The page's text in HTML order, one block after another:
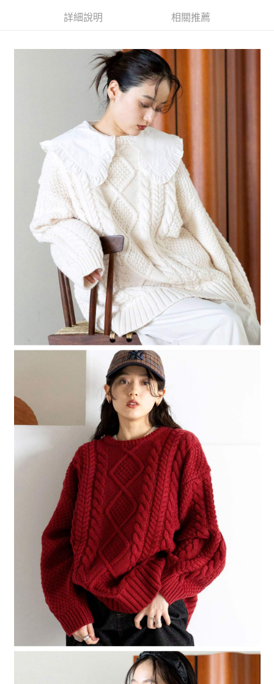
3.實際核准額度、可分期數及費用金額請依後續交易確認頁面所載為準。
4.訂單成立30分鐘內，如未前往確認交易或遇審核未通過，訂單將自動取
1.分期款項不併入電信帳單，「大哥付你分期」於每月結算日後寄送繳費提
2.透過簡訊連結打開帳單後，可選擇「超商條碼／台灣大直營門市／銀行轉
帳／街口支付／iPASS MONEY」等通路繳費。
1.本服務係由「台灣大哥大股份有限公司」（以下簡稱本公司）所提供，讓
用戶於交易時，得透過本服務購買商品或服務，並由商店將買賣／分期付款
買賣價金債權讓與本公司後，依約使用本公司帳單繳交帳款。
2.基於同意付款使用「大哥付你分期」之契約關係目的，商店將以您的個人
資料（包含姓名、電話或地址）提供予台灣大哥大進項蒐集、處理及利用，
由本公司與您本人進行分期帳單所需資料之確認、核對及更正。
3.完整用戶服務條款，請詳閱以下連結： https://oppay.tw/userRule
３．安心：先確認商品／服務後，再付款。
【「AFTEE先享後付」結帳流程】
１．於結帳方式選擇「AFTEE先享後付」後，將跳轉至「AFTEE先享後付」
結帳頁面，進行簡訊認證並確認金額後，即可完成結帳。
２．訂單成立數日內，您將收到繳費通知簡訊。
３．收到繳費通知簡訊後14天內，點擊此簡訊中的連結，可透過四大超商／
ATM／網路銀行／等多元方式進行付款，方視為交易完成。
※ 請注意：結帳手續完成當下不需立刻繳費，但若您需要取消訂單，請聯絡
購買商品的店家。未經商家同意取消之訂單仍視為有效，需透過AFTEE先享
後付繳納相關費用。
※ 交易是否成功請以「AFTEE先享後付 」之結帳頁面顯示為準，若有關於
是否繳費成功／繳費後需取消欲退款等相關疑問，請聯繫「AFTEE先享後付
客戶支援中心」https://netprotections.freshdesk.com/support/home
【注意事項】
１．透過由恩沛科技股份有限公司提供之「AFTEE先享後付」服務完成之交
易，需依本服務之必要範圍內提供個人資料，並將交易相關給付款項請求債
權轉讓予恩沛科技股份有限公司。
２．關於個人資料處理事宜，請瀏覽以下網址：https://aftee.tw/terms/#terms3
３．未成年的使用者請事先徵得法定代理人或監護人之同意方可使用
「AFTEE先享後付」，若未經同意申辦者引起之損失，本公司不負相關責
４．使用「AFTEE先享後付」時，將依據個別帳號之用戶狀況，依本公司即
時審查核予不同之上限額度；若仍有額度不足之情形，本公司將視審查結果
請求用戶進行身份認證。
５．嚴禁一人註冊多個帳號或使用他人資訊註冊。若發現惡意使用之情形，
恩沛科技股份有限公司將有權停止該用戶之使用額度並採取法律行動。
每筆NT$80，滿NT$888(含以上)免運費
每筆NT$80，滿NT$888(含以上)免運費
每筆NT$80，滿NT$1,500(含以上)免運費
付款後 7-11取貨
每筆NT$80，滿NT$1,500(含以上)免運費
每筆NT$80，滿NT$1,500(含以上)免運費
詳細說明 相關推薦